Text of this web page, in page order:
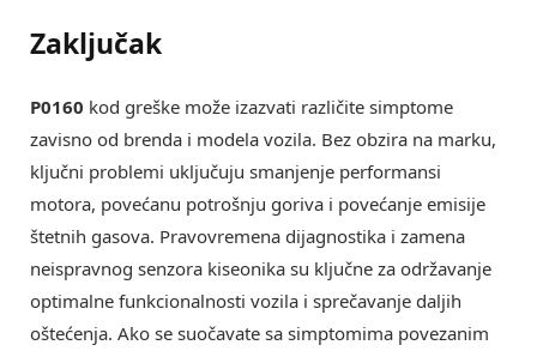
Zaključak
P0160 kod greške može izazvati različite simptome
zavisno od brenda i modela vozila. Bez obzira na marku,
ključni problemi uključuju smanjenje performansi
motora, povećanu potrošnju goriva i povećanje emisije
štetnih gasova. Pravovremena dijagnostika i zamena
neispravnog senzora kiseonika su ključne za održavanje
optimalne funkcionalnosti vozila i sprečavanje daljih
oštećenja. Ako se suočavate sa simptomima povezanim